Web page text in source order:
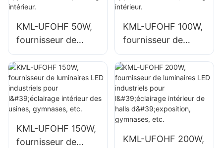
tels que les
bâtiments d'usines
et les entrepôts.
KML-UFOHF 50W,
fournisseur de
luminaires LED
industriels pour
usines, entrepôts
et autres
applications
intérieur.
KML-UFOHF 100W,
fournisseur de
luminaires LED
industriels pour
usines, entrepôts
et autres
applications
d'éclairage
intérieur.
KML-UFOHF 150W,
fournisseur de
KML-UFOHF 200W,